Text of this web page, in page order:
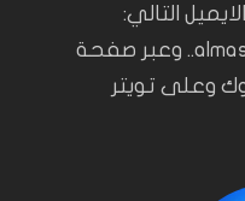
التالي:
almasalahsources@gmail.com.. وعبر صفحة
وعلى تويتر